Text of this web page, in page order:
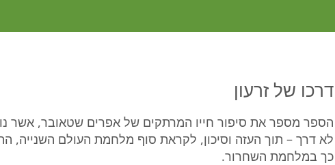
דרכו של זרעון
הספר מספר את סיפור חייו המרתקים של אפרים שטאובר, אשר
לא דרך – תוך העזה וסיכון, לקראת סוף מלחמת העולם השנייה,
כך במלחמת השחרור.